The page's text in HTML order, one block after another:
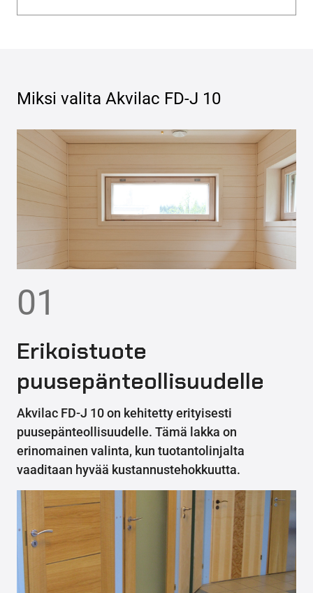
Miksi valita Akvilac FD-J 10
01
Erikoistuote
puusepänteollisuudelle
Akvilac FD-J 10 on kehitetty erityisesti
puusepänteollisuudelle. Tämä lakka on
erinomainen valinta, kun tuotantolinjalta
vaaditaan hyvää kustannustehokkuutta.